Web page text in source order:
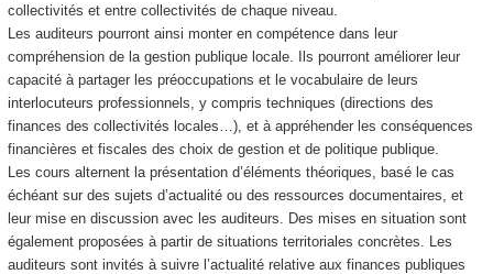
collectivités et entre collectivités de chaque niveau.
Les auditeurs pourront ainsi monter en compétence dans leur
compréhension de la gestion publique locale. Ils pourront améliorer leur
capacité à partager les préoccupations et le vocabulaire de leurs
interlocuteurs professionnels, y compris techniques (directions des
finances des collectivités locales…), et à appréhender les conséquences
financières et fiscales des choix de gestion et de politique publique.
Les cours alternent la présentation d’éléments théoriques, basé le cas
échéant sur des sujets d’actualité ou des ressources documentaires, et
leur mise en discussion avec les auditeurs. Des mises en situation sont
également proposées à partir de situations territoriales concrètes. Les
auditeurs sont invités à suivre l’actualité relative aux finances publiques